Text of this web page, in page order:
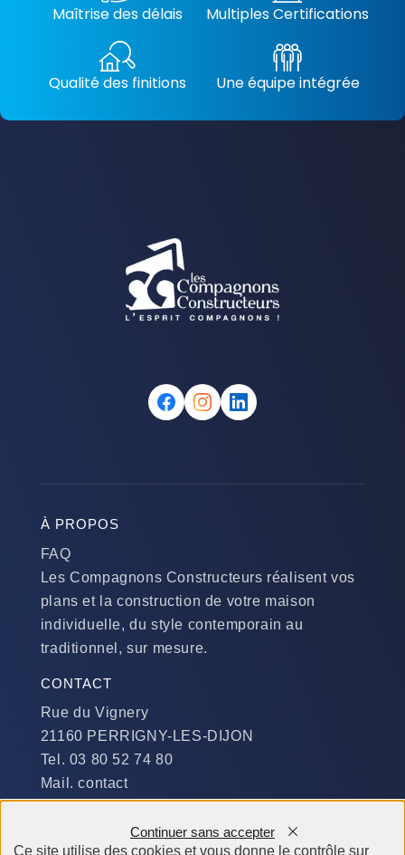
Maîtrise des délais Multiples Certifications
Qualité des finitions Une équipe intégrée
À PROPOS
FAQ
Les Compagnons Constructeurs réalisent vos
plans et la construction de votre maison
individuelle, du style contemporain au
traditionnel, sur mesure.
CONTACT
Rue du Vignery
21160 PERRIGNY-LES-DIJON
Tel. 03 80 52 74 80
Mail. contact
Du Lundi au Jeudi :
Ce site utilise des cookies et vous donne le contrôle sur
Continuer sans accepter